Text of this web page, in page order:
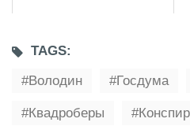
TAGS:
Володин
Госдума
Квадроберы